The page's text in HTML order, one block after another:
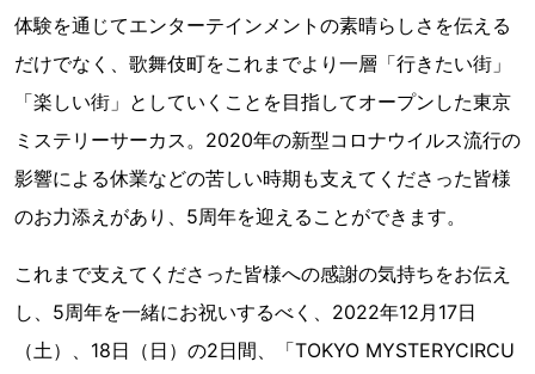
体験を通じてエンターテインメントの素晴らしさを伝える
だけでなく、歌舞伎町をこれまでより一層「行きたい街」
「楽しい街」としていくことを目指してオープンした東京
ミステリーサーカス。2020年の新型コロナウイルス流行の
影響による休業などの苦しい時期も支えてくださった皆様
のお力添えがあり、5周年を迎えることができます。
これまで支えてくださった皆様への感謝の気持ちをお伝え
し、5周年を一緒にお祝いするべく、2022年12月17日
（土）、18日（日）の2日間、「TOKYO MYSTERYCIRCU